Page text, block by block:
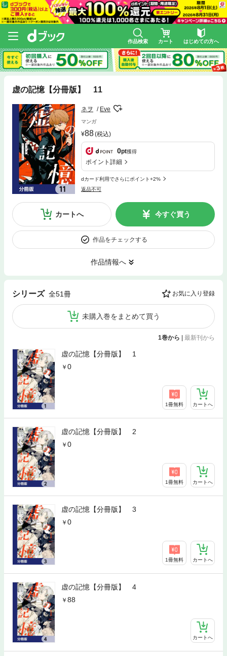
作品検索 カート はじめての方へ
虚の記憶【分冊版】 11
ネヲ Eve
マンガ
88(税込)
0pt獲得
ポイント詳細
dカード利用でさらにポイント+2%
返品不可
カートへ 今すぐ買う
作品をチェックする
作品情報へ
シリーズ 全51冊 お気に入り登録
未購入巻をまとめて買う
1巻から | 最新刊から
虚の記憶【分冊版】 1
0
1冊無料 カートへ
虚の記憶【分冊版】 2
0
1冊無料 カートへ
虚の記憶【分冊版】 3
0
1冊無料 カートへ
虚の記憶【分冊版】 4
88
カートへ